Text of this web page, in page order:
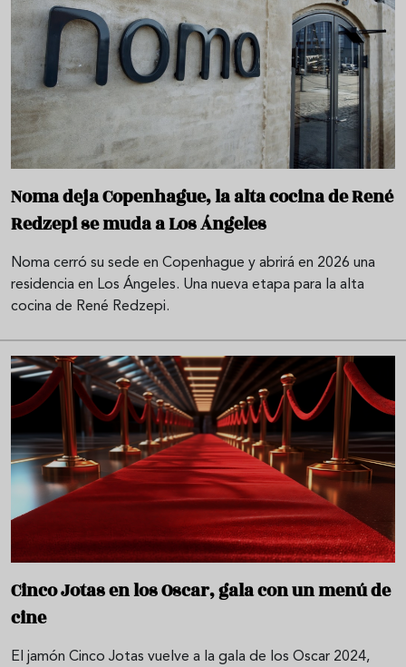
Noma deja Copenhague, la alta cocina de René
Redzepi se muda a Los Ángeles
Noma cerró su sede en Copenhague y abrirá en 2026 una
residencia en Los Ángeles. Una nueva etapa para la alta
cocina de René Redzepi.
Cinco Jotas en los Oscar, gala con un menú de
cine
El jamón Cinco Jotas vuelve a la gala de los Oscar 2024,